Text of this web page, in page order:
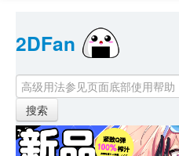
首页
找游戏
下资源
目录
2DFan